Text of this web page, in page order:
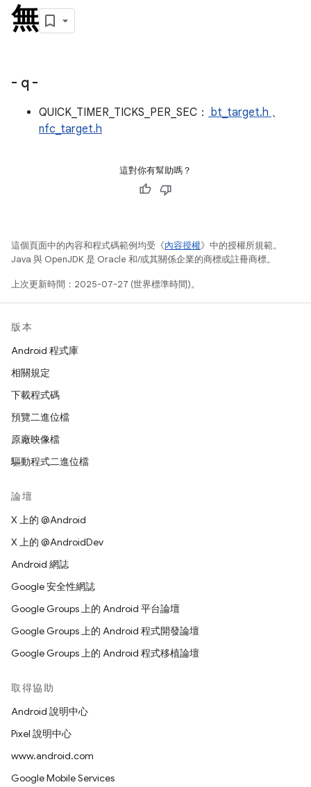
無
- q -
QUICK_TIMER_TICKS_PER_SEC： bt_target.h 、
nfc_target.h
這對你有幫助嗎？
這個頁面中的內容和程式碼範例均受《內容授權》中的授權所規範。
Java 與 OpenJDK 是 Oracle 和/或其關係企業的商標或註冊商標。
上次更新時間：2025-07-27 (世界標準時間)。
版本
Android 程式庫
相關規定
下載程式碼
預覽二進位檔
原廠映像檔
驅動程式二進位檔
論壇
X 上的 @Android
X 上的 @AndroidDev
Android 網誌
Google 安全性網誌
Google Groups 上的 Android 平台論壇
Google Groups 上的 Android 程式開發論壇
Google Groups 上的 Android 程式移植論壇
取得協助
Android 說明中心
Pixel 說明中心
www.android.com
Google Mobile Services